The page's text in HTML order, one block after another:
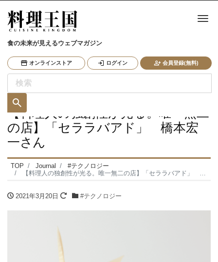
食の未来が見えるウェブマガジン
オンラインストア ログイン 会員登録(無料)
ナ
【料理人の独創性が光る。唯一無二
の店】「セララバアド」 橋本宏
一さん
TOP Journal
#テクノロジー
【料理人の独創性が光る。唯一無二の店】「セララバアド」 橋本宏一さん
2021年3月20日 #テクノロジー